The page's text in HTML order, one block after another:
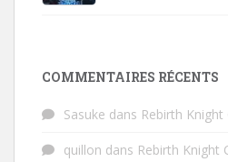
COMMENTAIRES RÉCENTS
Sasuke dans Rebirth Knight
quillon dans Rebirth Knight